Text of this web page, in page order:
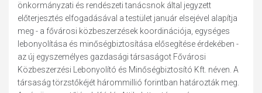
önkormányzati és rendészeti tanácsnok által jegyzett
előterjesztés elfogadásával a testület január elsejével alapítja
meg - a fővárosi közbeszerzések koordinációja, egységes
lebonyolítása és minőségbiztosítása elősegítése érdekében -
az új egyszemélyes gazdasági társaságot Fővárosi
Közbeszerzési Lebonyolító és Minőségbiztosító Kft. néven. A
társaság törzstőkéjét hárommillió forintban határozták meg.